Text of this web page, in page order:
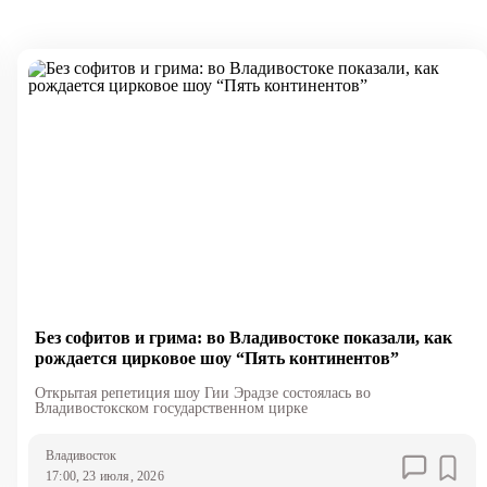
Без софитов и грима: во Владивостоке показали, как
рождается цирковое шоу “Пять континентов”
Открытая репетиция шоу Гии Эрадзе состоялась во
Владивостокском государственном цирке
Владивосток
17:00, 23 июля, 2026